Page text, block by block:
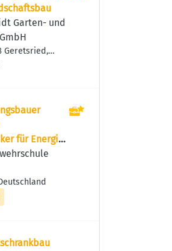
Garten- und
Geretsried,
für Energie
m/d)